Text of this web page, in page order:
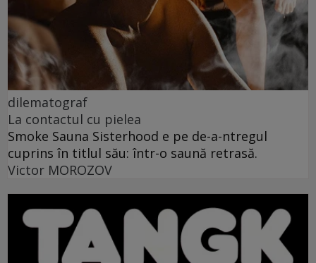
dilematograf
La contactul cu pielea
Smoke Sauna Sisterhood e pe de-a-ntregul
cuprins în titlul său: într-o saună retrasă.
Victor MOROZOV